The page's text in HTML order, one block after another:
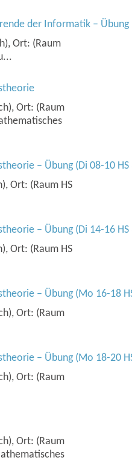
der Informatik – Übung
Ort: (Raum
Ort: (Raum
– Übung (Di 08-10 HS
Ort: (Raum HS
– Übung (Di 14-16 HS
Ort: (Raum HS
– Übung (Mo 16-18
Ort: (Raum
– Übung (Mo 18-20
Ort: (Raum
Ort: (Raum